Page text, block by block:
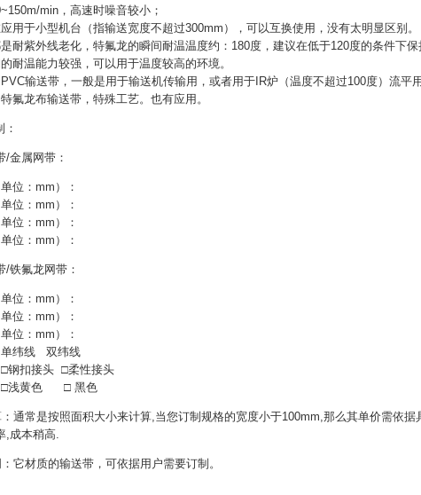
min，高速时噪音较小；
用于小型机台（指输送宽度不超过300mm），可以互换使用，没有太明显区别。
耐紫外线老化，特氟龙的瞬间耐温温度约：180度，建议在低于120度的条件下保
耐温能力较强，可以用于温度较高的环境。
输送带，一般是用于输送机传输用，或者用于IR炉（温度不超过100度）流平
氟龙布输送带，特殊工艺。也有应用。
/金属网带：
位：mm）：
位：mm）：
位：mm）：
位：mm）：
/铁氟龙网带：
位：mm）：
位：mm）：
位：mm）：
单纬线 双纬线
钢扣接头 □柔性接头
□浅黄色 □ 黑色
通常是按照面积大小来计算,当您订制规格的宽度小于100mm,那么其单价需依
,成本稍高.
它材质的输送带，可依据用户需要订制。